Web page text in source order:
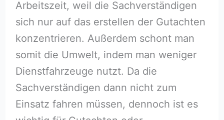
Arbeitszeit, weil die Sachverständigen
sich nur auf das erstellen der Gutachten
konzentrieren. Außerdem schont man
somit die Umwelt, indem man weniger
Dienstfahrzeuge nutzt. Da die
Sachverständigen dann nicht zum
Einsatz fahren müssen, dennoch ist es